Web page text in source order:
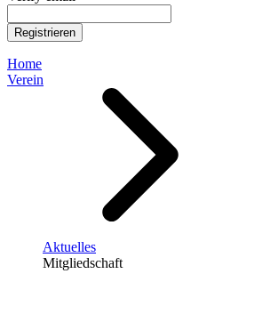
Registrieren
Home
Verein
Aktuelles
Mitgliedschaft